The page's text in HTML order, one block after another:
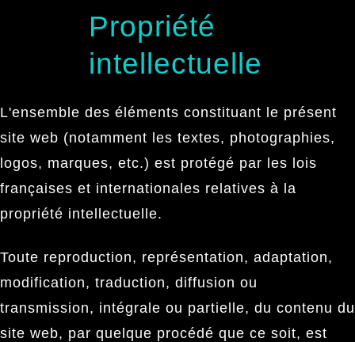
Propriété
intellectuelle
L'ensemble des éléments constituant le présent
site web (notamment les textes, photographies,
logos, marques, etc.) est protégé par les lois
françaises et internationales relatives à la
propriété intellectuelle.
Toute reproduction, représentation, adaptation,
modification, traduction, diffusion ou
transmission, intégrale ou partielle, du contenu du
site web, par quelque procédé que ce soit, est